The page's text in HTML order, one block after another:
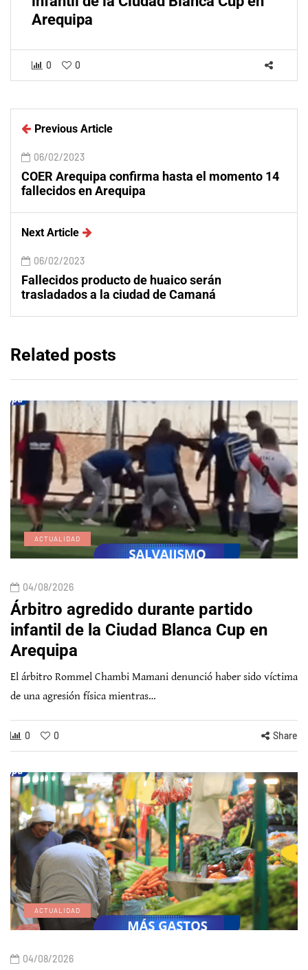
Arequipa
0 0
Previous Article
06/02/2023
COER Arequipa confirma hasta el momento 14
fallecidos en Arequipa
Next Article
06/02/2023
Fallecidos producto de huaico serán
trasladados a la ciudad de Camaná
Related posts
ACTUALIDAD
04/08/2026
Árbitro agredido durante partido
infantil de la Ciudad Blanca Cup en
Arequipa
El árbitro Rommel Chambi Mamani denunció haber sido víctima
de una agresión física mientras…
0 0 Share
ACTUALIDAD
04/08/2026